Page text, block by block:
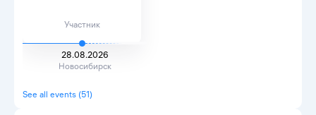
Участник
28.08.2026
Новосибирск
See all events (51)